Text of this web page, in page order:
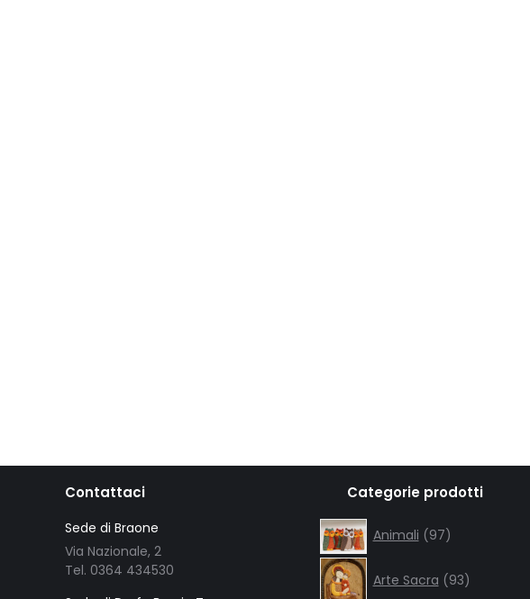
Contattaci
Sede di Braone
Via Nazionale, 2
Tel. 0364 434530
Categorie prodotti
Animali 9797
products
Arte Sacra
93products